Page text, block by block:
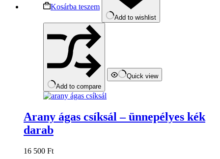
Kosárba teszem
Add to wishlist
Add to compare
Quick view
Arany ágas csíksál – ünnepélyes kék
darab
16 500 Ft